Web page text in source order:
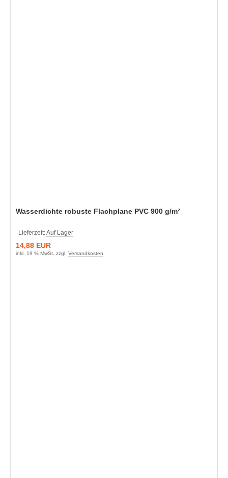
Wasserdichte robuste Flachplane PVC 900 g/m²
Lieferzeit:Auf Lager
14,88 EUR
inkl. 19 % MwSt. zzgl. Versandkosten